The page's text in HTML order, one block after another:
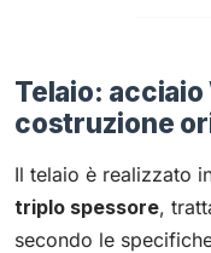
Telaio: acciaio
costruzione
Il telaio è realizzato
triplo spessore,
secondo le